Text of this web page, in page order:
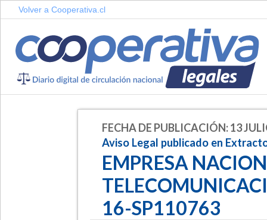
Volver a Cooperativa.cl
FECHA DE PUBLICACIÓN: 13
Aviso Legal publicado en
EMPRESA
16-SP110763